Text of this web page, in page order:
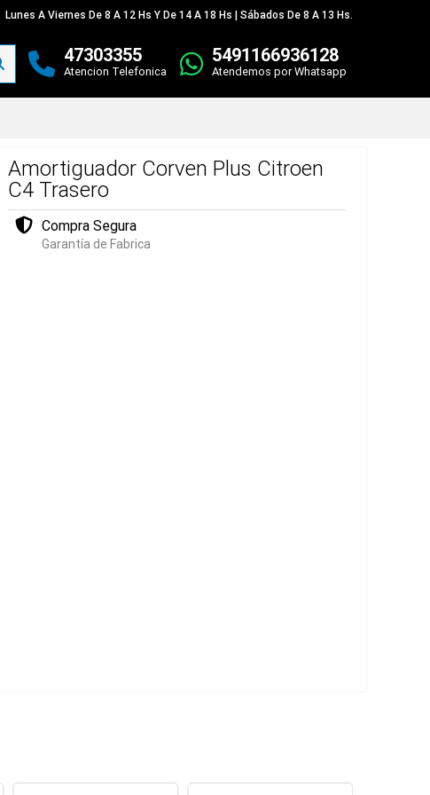
Lunes A Viernes De 8 A 12 Hs Y De 14 A 18 Hs | Sábados De 8 A 13 Hs.
47303355
Atencion Telefonica
5491166936128
Atendemos por Whatsapp
Amortiguador Corven Plus Citroen
C4 Trasero
Compra Segura
Garantía de Fabrica